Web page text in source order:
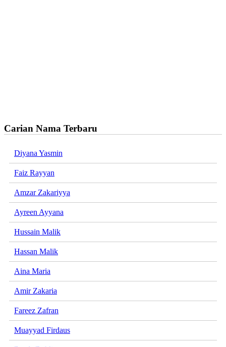
Carian Nama Terbaru
Diyana Yasmin
Faiz Rayyan
Amzar Zakariyya
Ayreen Ayyana
Hussain Malik
Hassan Malik
Aina Maria
Amir Zakaria
Fareez Zafran
Muayyad Firdaus